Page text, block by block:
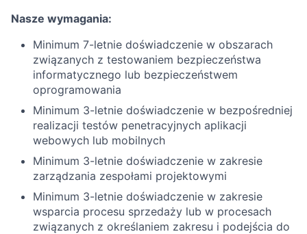
Nasze wymagania:
Minimum 7-letnie doświadczenie w obszarach
związanych z testowaniem bezpieczeństwa
informatycznego lub bezpieczeństwem
oprogramowania
Minimum 3-letnie doświadczenie w bezpośredniej
realizacji testów penetracyjnych aplikacji
webowych lub mobilnych
Minimum 3-letnie doświadczenie w zakresie
zarządzania zespołami projektowymi
Minimum 3-letnie doświadczenie w zakresie
wsparcia procesu sprzedaży lub w procesach
związanych z określaniem zakresu i podejścia do